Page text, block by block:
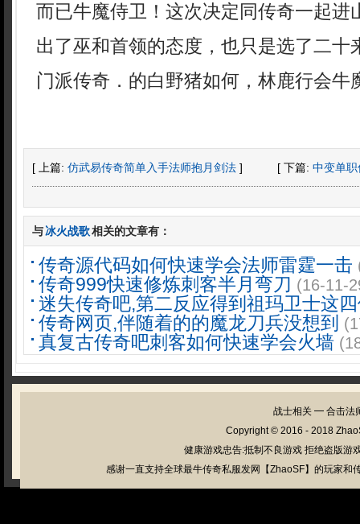
而已牛魔侍卫！这次决定同传奇一起进
出了巫和首领的态度，也只是选了二十
门派传奇．的白野猪如何，林鹿行会牛
[ 上篇: 仿武易传奇简单入手法师抱月剑法 ] [ 下篇: 中变单
与冰火战歌相关的文章有：
传奇源代码如何快速学会法师雷霆一击
传奇999快速修炼刺客半月弯刀 (16-11-
迷失传奇吧,第二反应得到祖玛卫士这
传奇网页,伴随着的的魔龙刀兵没想到
真复古传奇吧刺客如何快速学会火墙
战士相关 ━ 合击法
Copyright © 2016 - 2018
健康游戏忠告:抵制不良游戏 拒绝盗版游
感谢一直支持全球最牛传奇私服发网【ZhaoSF】的玩家和